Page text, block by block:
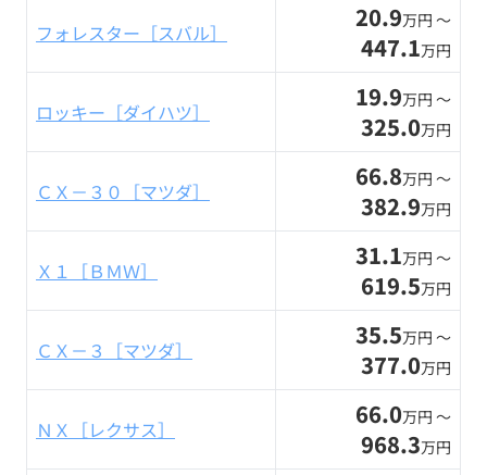
フォレスター［スバル］ 20.9万円 〜
447.1万円
ロッキー［ダイハツ］ 19.9万円 〜
325.0万円
ＣＸ－３０［マツダ］ 66.8万円 〜
382.9万円
Ｘ１［ＢＭＷ］ 31.1万円 〜
619.5万円
ＣＸ－３［マツダ］ 35.5万円 〜
377.0万円
ＮＸ［レクサス］ 66.0万円 〜
968.3万円